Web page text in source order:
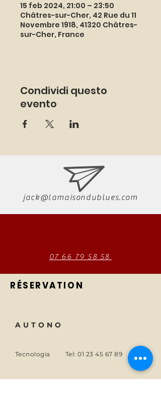
15 feb 2024, 21:00 – 23:50
Châtres-sur-Cher, 42 Rue du 11
Novembre 1918, 41320 Châtres-
sur-Cher, France
Condividi questo
evento
jack@lamaisondublues.com
07 66 79 58 58
RÉSERVATION
AUTONO
Tecnologia Tel:01 23 45 67 89